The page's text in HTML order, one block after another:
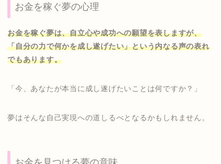
お金を稼ぐ夢の心理
お金を稼ぐ夢は、自立心や成功への願望を表しますが、
「自分の力で何かを成し遂げたい」という内なる声の表れ
でもあります。
「今、あなたが本当に成し遂げたいことは何ですか？」
夢はそんな自己実現への道しるべとなるかもしれません。